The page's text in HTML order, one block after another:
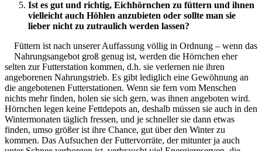
Ist es gut und richtig, Eichhörnchen zu füttern und ihnen
vielleicht auch Höhlen anzubieten oder sollte man sie
lieber nicht zu zutraulich werden lassen?
Füttern ist nach unserer Auffassung völlig in Ordnung – wenn das
Nahrungsangebot groß genug ist, werden die Hörnchen eher
selten zur Futterstation kommen, d.h. sie verlernen nie ihren
angeborenen Nahrungstrieb. Es gibt lediglich eine Gewöhnung an
die angebotenen Futterstationen. Wenn sie fern vom Menschen
nichts mehr finden, holen sie sich gern, was ihnen angeboten wird.
Hörnchen legen keine Fettdepots an, deshalb müssen sie auch in den
Wintermonaten täglich fressen, und je schneller sie dann etwas
finden, umso größer ist ihre Chance, gut über den Winter zu
kommen. Das Aufsuchen der Futtervorräte, der mitunter ja auch